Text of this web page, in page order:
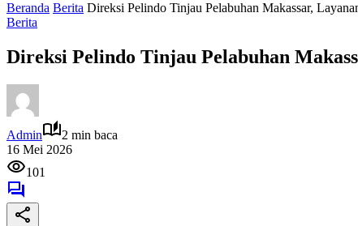
Beranda Berita Direksi Pelindo Tinjau Pelabuhan Makassar,
Berita
Direksi Pelindo Tinjau Pelabuhan
Admin
2 min baca
16 Mei 2026
101